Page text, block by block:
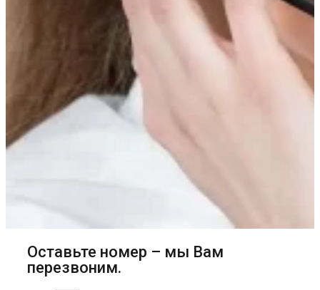
Оставьте номер – мы Вам
перезвоним.